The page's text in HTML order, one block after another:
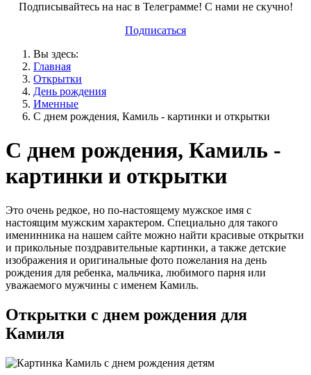
Подписывайтесь на нас в Телеграмме! С нами не скучно!
Подписаться
Вы здесь:
Главная
Открытки
День рождения
Именные
С днем рождения, Камиль - картинки и открытки
С днем рождения, Камиль -
картинки и открытки
Это очень редкое, но по-настоящему мужское имя с
настоящим мужским характером. Специально для такого
именинника на нашем сайте можно найти красивые открытки
и прикольные поздравительные картинки, а также детские
изображения и оригинальные фото пожелания на день
рождения для ребенка, мальчика, любимого парня или
уважаемого мужчины с именем Камиль.
Открытки с днем рождения для
Камиля